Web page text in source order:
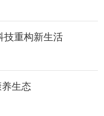
技重构新生活
生态